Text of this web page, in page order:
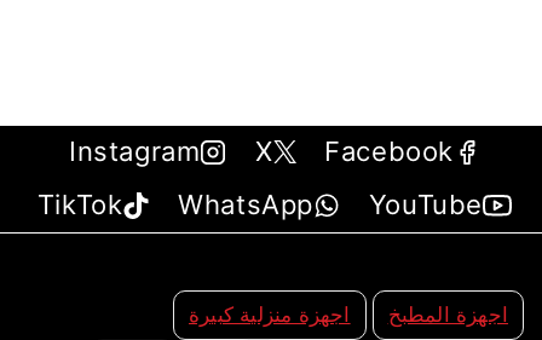
Facebook
X
Instagram
YouTube
WhatsApp
TikTok
اجهزة المطبخ اجهزة منزلية كبيرة